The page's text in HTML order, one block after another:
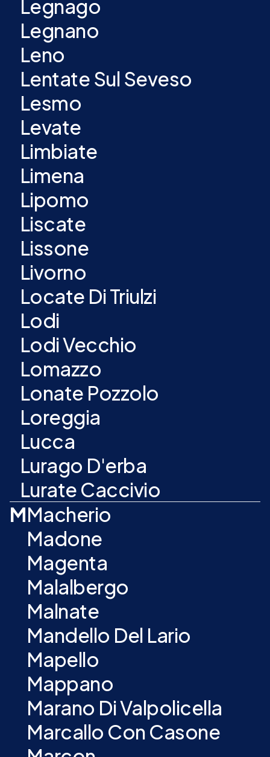
Legnago
Legnano
Leno
Lentate Sul Seveso
Lesmo
Levate
Limbiate
Limena
Lipomo
Liscate
Lissone
Livorno
Locate Di Triulzi
Lodi
Lodi Vecchio
Lomazzo
Lonate Pozzolo
Loreggia
Lucca
Lurago D'erba
Lurate Caccivio
MMacherio
Madone
Magenta
Malalbergo
Malnate
Mandello Del Lario
Mapello
Mappano
Marano Di Valpolicella
Marcallo Con Casone